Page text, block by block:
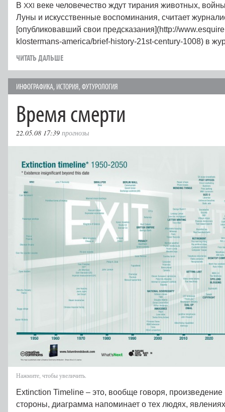
В XXI веке человечество ждут тирания животных,
Луны и искусственные воспоминания, считает
[опубликовавший свои предсказания](http://
klostermans-america/brief-history-21st-century-1008) в
ЧИТАТЬ ДАЛЬШЕ
ИНФОГРАФИКА, ИСТОРИЯ,ФУТУРОЛОГИЯ
Время смерти
22.05.08 17:39 прогнозы
Нажмите, чтобы увеличить.
Extinction Timeline – это, вообще говоря,
стороны, диаграмма напоминает о тех людях,